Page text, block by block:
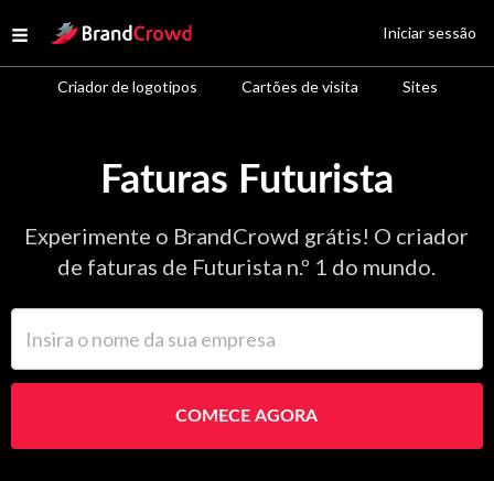
Open menu
Site Logo
Criador de logotipos Cartões de visita Sites
Iniciar sessão
Faturas Futurista
Experimente o BrandCrowd grátis! O criador
de faturas de Futurista n.º 1 do mundo.
COMECE AGORA